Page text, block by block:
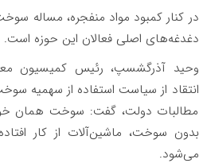
در کنار کمبود مواد منفجره، مساله
دغدغه‌های اصلی فعالان این حوزه است.
وحید آذرگشسپ، رئیس کمیسیون
انتقاد از سیاست استفاده از سهمیه
مطالبات دولت، گفت: سوخت همان
بدون سوخت، ماشین‌آلات از کار
می‌شود.